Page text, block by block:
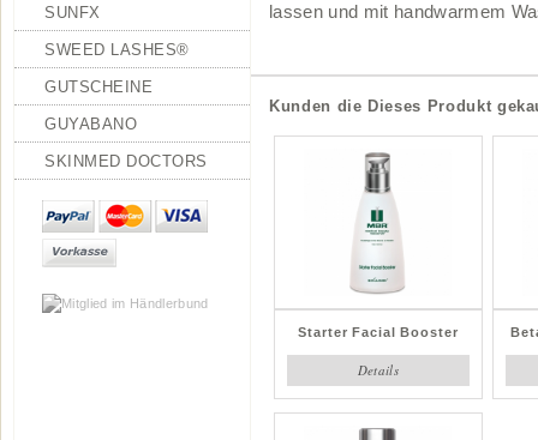
SUNFX
SWEED LASHES®
GUTSCHEINE
GUYABANO
SKINMED DOCTORS
lassen und mit handwarmem
Kunden die Dieses Produkt
Starter Facial Booster
Details